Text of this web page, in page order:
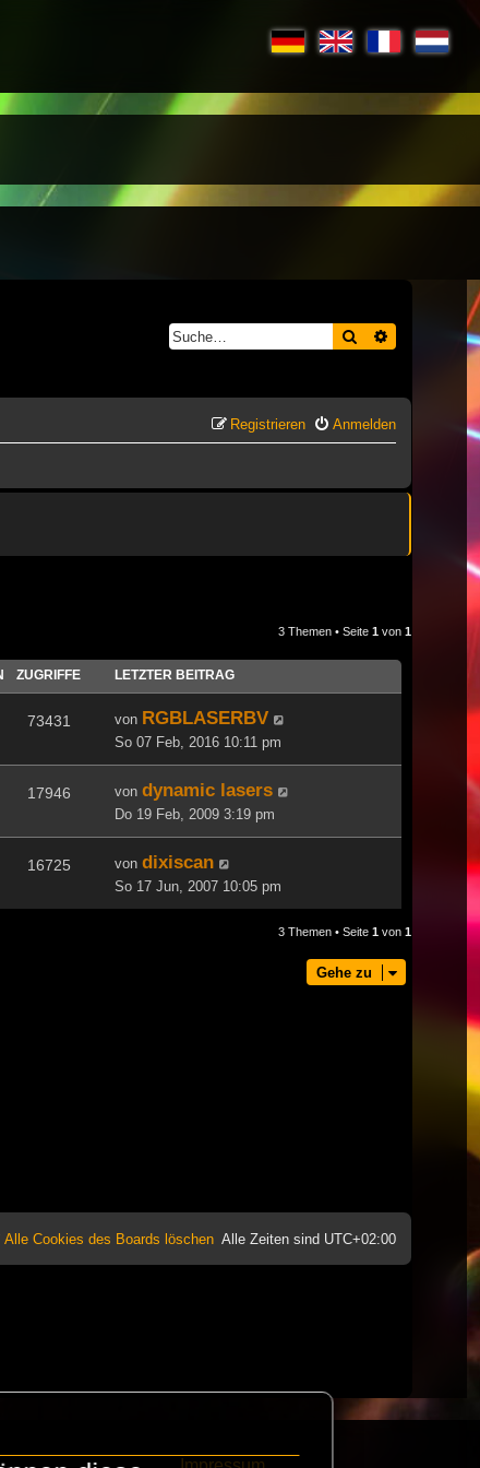
Suche Erweiterte
Anmelden
Registrieren
3 Themen • Seite 1 von 1
ZUGRIFFE LETZTER BEITRAG
73431 von RGBLASERBV
So 07 Feb, 2016 10:11 pm
17946 von dynamic lasers
Do 19 Feb, 2009 3:19 pm
16725 von dixiscan
So 17 Jun, 2007 10:05 pm
3 Themen • Seite 1 von 1
Gehe zu
Alle Zeiten sind UTC+02:00
Alle Cookies des Boards löschen